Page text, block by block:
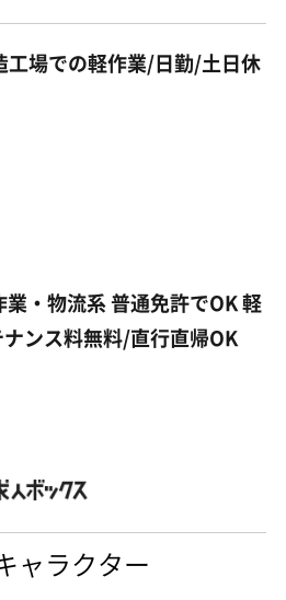
場での軽作業/日勤/土日休
・物流系 普通免許でOK 軽
ンス料無料/直行直帰OK
ャラクター